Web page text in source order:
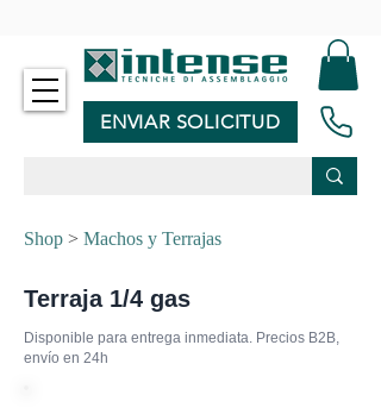
ENVIAR SOLICITUD
Shop > Machos y Terrajas
Terraja 1/4 gas
Disponible para entrega inmediata. Precios B2B,
envío en 24h